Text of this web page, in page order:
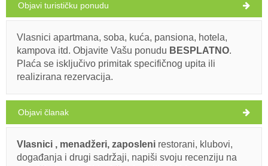
Sušica Vreme
PONEDELJAK
Hrvatska,Otok Ugljan
31°C
Turistička mapa
Muline (Plaža) Sušica
Objavi turističku ponudu
Vlasnici apartmana, soba, kuća, pansiona, hotela,
kampova itd. Objavite Vašu ponudu BESPLATNO.
Plaća se isključivo primitak specifičnog upita ili
realizirana rezervacija.
Objavi članak
Vlasnici , menadžeri, zaposleni restorani, klubovi,
događanja i drugi sadržaji, napiši svoju recenziju na